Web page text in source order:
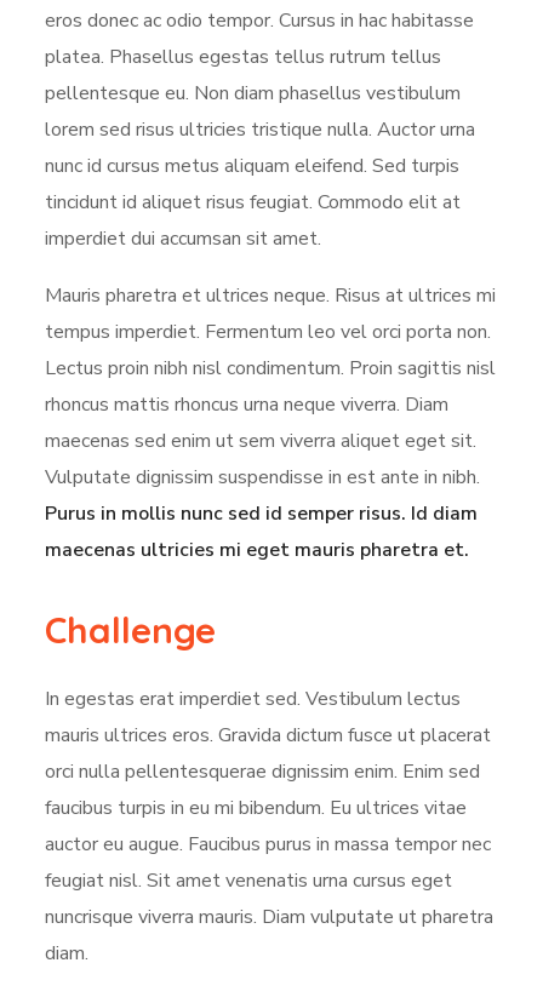
eros donec ac odio tempor. Cursus in hac habitasse
platea. Phasellus egestas tellus rutrum tellus
pellentesque eu. Non diam phasellus vestibulum
lorem sed risus ultricies tristique nulla. Auctor urna
nunc id cursus metus aliquam eleifend. Sed turpis
tincidunt id aliquet risus feugiat. Commodo elit at
imperdiet dui accumsan sit amet.
Mauris pharetra et ultrices neque. Risus at ultrices mi
tempus imperdiet. Fermentum leo vel orci porta non.
Lectus proin nibh nisl condimentum. Proin sagittis nisl
rhoncus mattis rhoncus urna neque viverra. Diam
maecenas sed enim ut sem viverra aliquet eget sit.
Vulputate dignissim suspendisse in est ante in nibh.
Purus in mollis nunc sed id semper risus. Id diam
maecenas ultricies mi eget mauris pharetra et.
Challenge
In egestas erat imperdiet sed. Vestibulum lectus
mauris ultrices eros. Gravida dictum fusce ut placerat
orci nulla pellentesquerae dignissim enim. Enim sed
faucibus turpis in eu mi bibendum. Eu ultrices vitae
auctor eu augue. Faucibus purus in massa tempor nec
feugiat nisl. Sit amet venenatis urna cursus eget
nuncrisque viverra mauris. Diam vulputate ut pharetra
diam.